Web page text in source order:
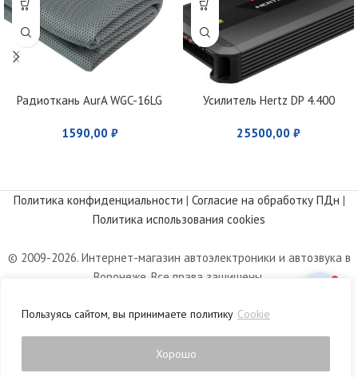
Пользуясь сайтом, вы принимаете политику Cookie
Хорошо
Радиоткань AurA WGC-16LG
1590,00 ₽
Усилитель Hertz DP 4.400
25500,00 ₽
Политика конфиденциальности | Согласие на обработку ПДн |
Политика использования cookies
© 2009-2026. Интернет-магазин автоэлектроники и автозвука в
Воронеже. Все права защищены.
характер и не является публичной офертой, определяемой
положениями статьи 437 Гражданского кодекса РФ.